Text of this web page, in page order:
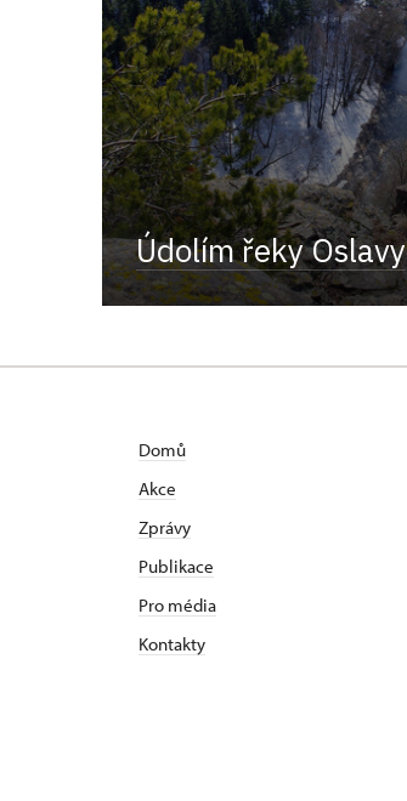
Údolím řeky Oslavy
Domů
Akce
Zprávy
Publikace
Pro média
Kontakty